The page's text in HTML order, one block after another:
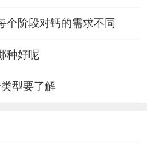
个阶段对钙的需求不同
种好呢
型要了解